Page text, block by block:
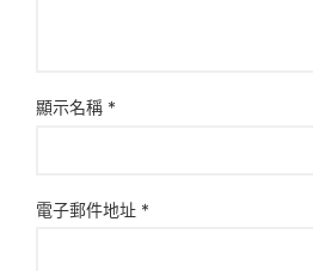
顯示名稱 *
電子郵件地址 *